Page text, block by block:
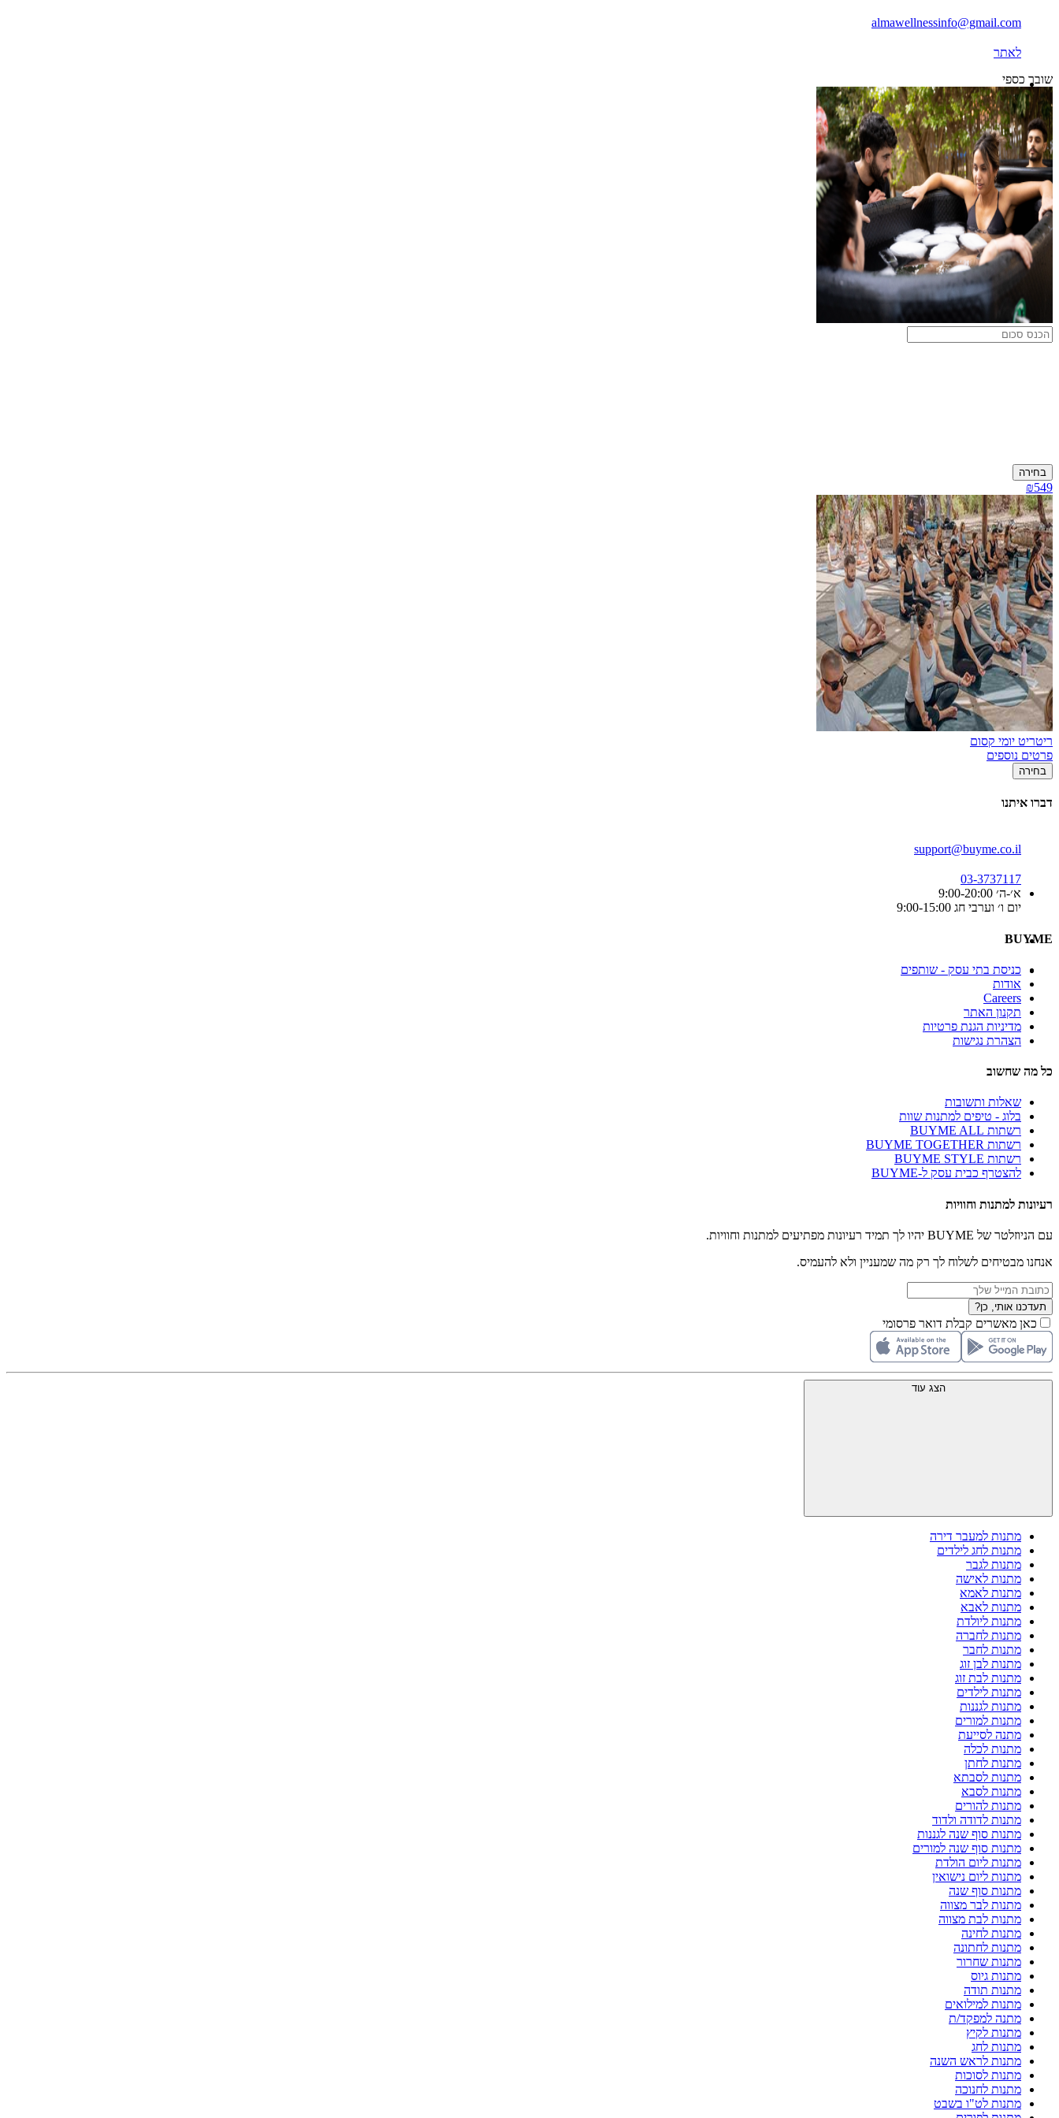
almawellnessinfo@gmail.com
לאתר
שובר כספי
בחירה
₪549
ריטריט יומי קסום
פרטים נוספים
בחירה
דברו איתנו
support@buyme.co.il
03-3737117
א׳-ה׳ 9:00-20:00
יום ו׳ וערבי חג 9:00-15:00
BUYME
כניסת בתי עסק - שותפים
אודות
Careers
תקנון האתר
מדיניות הגנת פרטיות
הצהרת נגישות
כל מה שחשוב
שאלות ותשובות
בלוג - טיפים למתנות שוות
רשתות BUYME ALL
רשתות BUYME TOGETHER
רשתות BUYME STYLE
להצטרף כבית עסק ל-BUYME
רעיונות למתנות וחוויות
עם הניוזלטר של BUYME יהיו לך תמיד רעיונות מפתיעים למתנות וחוויות.
אנחנו מבטיחים לשלוח לך רק מה שמעניין ולא להעמיס.
תעדכנו אותי, כן?
כאן מאשרים קבלת דואר פרסומי
הצג עוד
מתנות למעבר דירה
מתנות לחג לילדים
מתנות לגבר
מתנות לאישה
מתנות לאמא
מתנות לאבא
מתנות ליולדת
מתנות לחברה
מתנות לחבר
מתנות לבן זוג
מתנות לבת זוג
מתנות לילדים
מתנות לגננות
מתנות למורים
מתנה לסייעת
מתנות לכלה
מתנות לחתן
מתנות לסבתא
מתנות לסבא
מתנות להורים
מתנות לדודה ולדוד
מתנות סוף שנה לגננות
מתנות סוף שנה למורים
מתנות ליום הולדת
מתנות ליום נישואין
מתנות סוף שנה
מתנות לבר מצווה
מתנות לבת מצווה
מתנות לחינה
מתנות לחתונה
מתנות שחרור
מתנות גיוס
מתנות תודה
מתנות למילואים
מתנה למפקד/ת
מתנות לקיץ
מתנות לחג
מתנות לראש השנה
מתנות לסוכות
מתנות לחנוכה
מתנות לט"ו בשבט